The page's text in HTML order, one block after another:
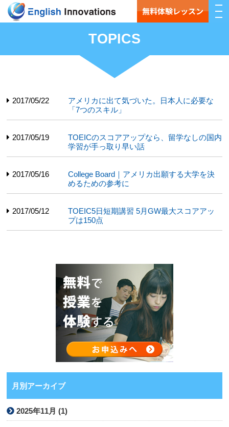
無料体験レッスン
TOPICS
2017/05/22
アメリカに出て気づいた。日本人に必要な
「7つのスキル」
2017/05/19
TOEICのスコアアップなら、留学なしの国内
学習が手っ取り早い話
2017/05/16
College Board｜アメリカ出願する大学を決
めるための参考に
2017/05/12
TOEIC5日短期講習 5月GW最大スコアアッ
プは150点
月別アーカイブ
2025年11月 (1)